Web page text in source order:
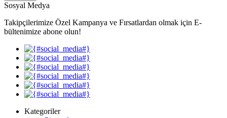
Sosyal Medya
Takipçilerimize Özel Kampanya ve Fırsatlardan olmak için E-
bültenimize abone olun!
Kategoriler